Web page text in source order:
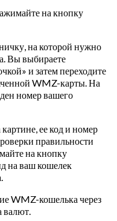
на кнопку
на которой нужно
Вы выбираете
и затем переходите
WMZ-карты. На
номер вашего
ее код и номер
правильности
на кнопку
на ваш кошелек
WMZ-кошелька через
валют.